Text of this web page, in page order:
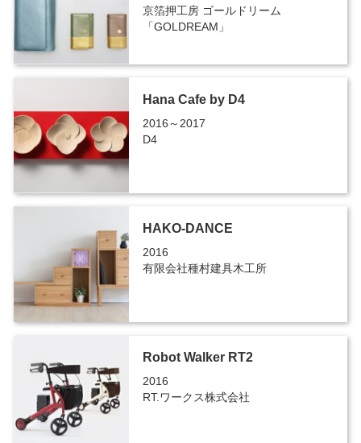
京箔押工房 ゴールドリーム
「GOLDREAM」
Hana Cafe by D4
2016～2017
D4
HAKO-DANCE
2016
有限会社種村建具木工所
Robot Walker RT2
2016
RT.ワークス株式会社